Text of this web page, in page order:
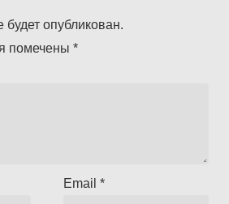
опубликован.
помечены *
Email *